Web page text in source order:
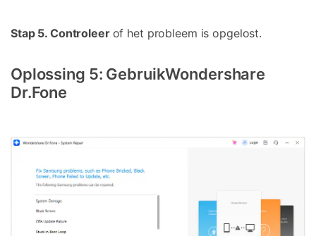
Stap 5. Controleer of het probleem is opgelost.
Oplossing 5: GebruikWondershare
Dr.Fone